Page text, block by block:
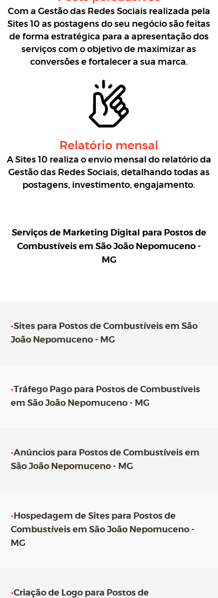
Com a Gestão das Redes Sociais realizada pela
Sites 10 as postagens do seu negócio são feitas
de forma estratégica para a apresentação dos
serviços com o objetivo de maximizar as
conversões e fortalecer a sua marca.
Relatório mensal
A Sites 10 realiza o envio mensal do relatório da
Gestão das Redes Sociais, detalhando todas as
postagens, investimento, engajamento.
Serviços de Marketing Digital para Postos de
Combustíveis em São João Nepomuceno -
MG
•Sites para Postos de Combustíveis em São
João Nepomuceno - MG
•Tráfego Pago para Postos de Combustíveis
em São João Nepomuceno - MG
•Anúncios para Postos de Combustíveis em
São João Nepomuceno - MG
• Hospedagem de Sites para Postos de
Combustíveis em São João Nepomuceno -
MG
•Criação de Logo para Postos de